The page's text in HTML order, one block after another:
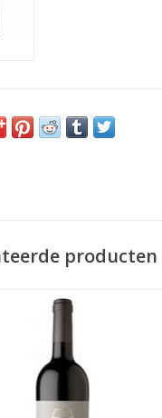
producten
Reserva Vinho Tinto, D.O.C.
, Portugal. Een krachtige
Portugese wijn uit de Douro.
met donker fruit en kruidigheid
en een lange afdronk.
AAN WINKELWAGEN